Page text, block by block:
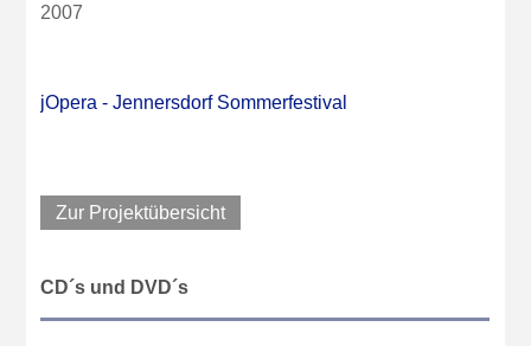
2007
jOpera - Jennersdorf Sommerfestival
Zur Projektübersicht
CD´s und DVD´s